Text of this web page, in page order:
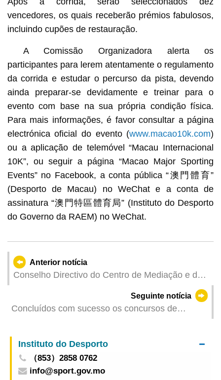
vencedores, os quais receberão prémios fabulosos,
incluindo cupões de restauração.
A Comissão Organizadora alerta os
participantes para lerem atentamente o regulamento
da corrida e estudar o percurso da pista, devendo
ainda preparar-se devidamente e treinar para o
evento com base na sua própria condição física.
Para mais informações, é favor consultar a página
electrónica oficial do evento (www.macao10k.com)
ou a aplicação de telemóvel “Macau Internacional
10K”, ou seguir a página “Macao Major Sporting
Events” no Facebook, a conta pública “澳門體育”
(Desporto de Macau) no WeChat e a conta de
assinatura “澳門特區體育局” (Instituto do Desporto
do Governo da RAEM) no WeChat.
Anterior notícia
Conselho Directivo do Centro de Mediação e de
Arbitragem de Conflitos de Consumo de Macau
realizou a primeira reunião deste anoSeguinte notícia
Concluídos com sucesso os concursos de
minha noção sobre a segurança da sociedade”
Instituto do Desporto
（853）2858 0762
info@sport.gov.mo